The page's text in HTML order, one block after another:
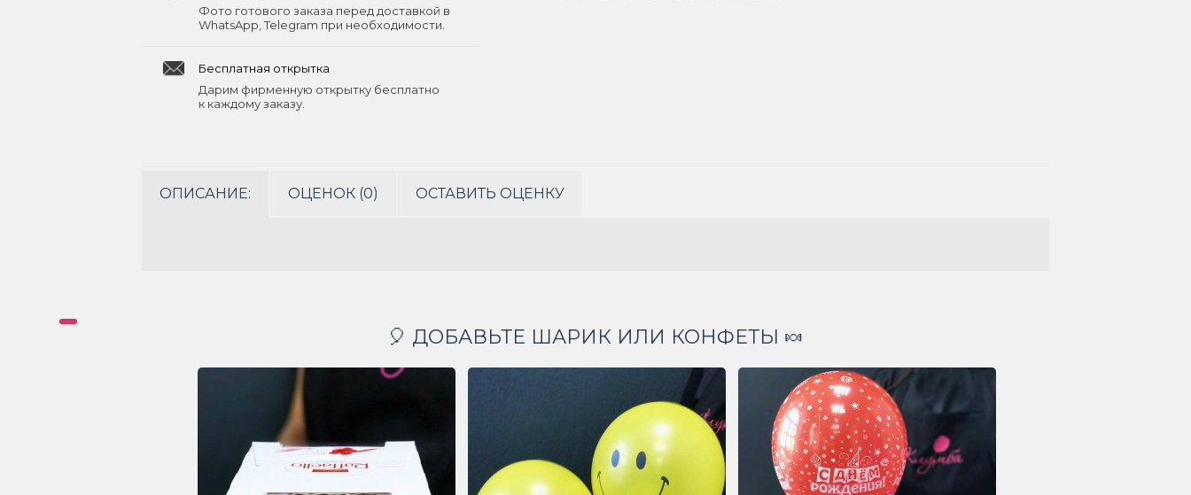
Фото готового заказа перед доставкой в
WhatsApp, Telegram при необходимости.
Бесплатная открытка
Дарим фирменную открытку бесплатно
к каждому заказу.
ОПИСАНИЕ: ОЦЕНОК (0) ОСТАВИТЬ ОЦЕНКУ
🎈 ДОБАВЬТЕ ШАРИК ИЛИ КОНФЕТЫ 🍬